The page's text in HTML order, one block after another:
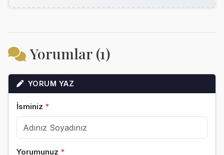
Yorumlar (1)
YORUM YAZ
İsminiz *
Yorumunuz *